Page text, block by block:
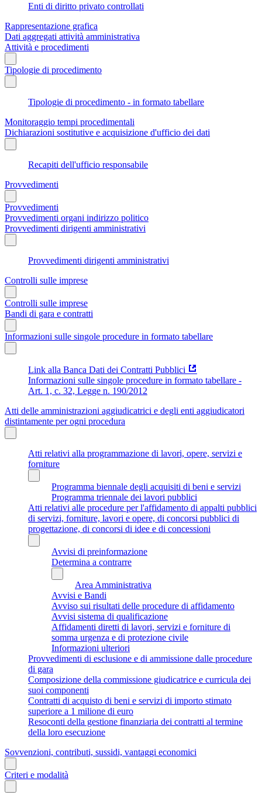
Enti di diritto privato controllati
Rappresentazione grafica
Dati aggregati attività amministrativa
Attività e procedimenti
Tipologie di procedimento
Tipologie di procedimento - in formato tabellare
Monitoraggio tempi procedimentali
Dichiarazioni sostitutive e acquisizione d'ufficio dei dati
Recapiti dell'ufficio responsabile
Provvedimenti
Provvedimenti
Provvedimenti organi indirizzo politico
Provvedimenti dirigenti amministrativi
Provvedimenti dirigenti amministrativi
Controlli sulle imprese
Controlli sulle imprese
Bandi di gara e contratti
Informazioni sulle singole procedure in formato tabellare
Link alla Banca Dati dei Contratti Pubblici
Informazioni sulle singole procedure in formato tabellare -
Art. 1, c. 32, Legge n. 190/2012
Atti delle amministrazioni aggiudicatrici e degli enti aggiudicatori
distintamente per ogni procedura
Atti relativi alla programmazione di lavori, opere, servizi e
forniture
Programma biennale degli acquisiti di beni e servizi
Programma triennale dei lavori pubblici
Atti relativi alle procedure per l'affidamento di appalti pubblici
di servizi, forniture, lavori e opere, di concorsi pubblici di
progettazione, di concorsi di idee e di concessioni
Avvisi di preinformazione
Determina a contrarre
Area Amministrativa
Avvisi e Bandi
Avviso sui risultati delle procedure di affidamento
Avvisi sistema di qualificazione
Affidamenti diretti di lavori, servizi e forniture di
somma urgenza e di protezione civile
Informazioni ulteriori
Provvedimenti di esclusione e di ammissione dalle procedure
di gara
Composizione della commissione giudicatrice e curricula dei
suoi componenti
Contratti di acquisto di beni e servizi di importo stimato
superiore a 1 milione di euro
Resoconti della gestione finanziaria dei contratti al termine
della loro esecuzione
Sovvenzioni, contributi, sussidi, vantaggi economici
Criteri e modalità